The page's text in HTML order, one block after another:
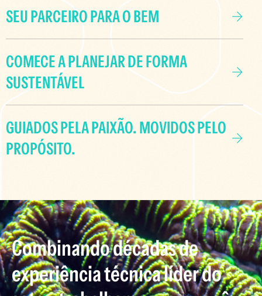
SEU PARCEIRO PARA O BEM
COMECE A PLANEJAR DE FORMA
SUSTENTÁVEL
GUIADOS PELA PAIXÃO. MOVIDOS PELO
PROPÓSITO.
Combinando décadas de
experiência técnica líder do